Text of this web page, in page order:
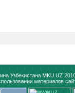
Узбекистана MKU.UZ
материалов